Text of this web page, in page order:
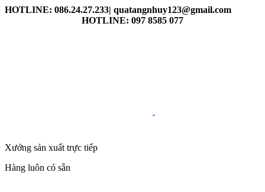
HOTLINE: 086.24.27.233| quatangnhuy123@gmail.com
HOTLINE: 097 8585 077
Xưởng sản xuất trực tiếp
Hàng luôn có sẵn